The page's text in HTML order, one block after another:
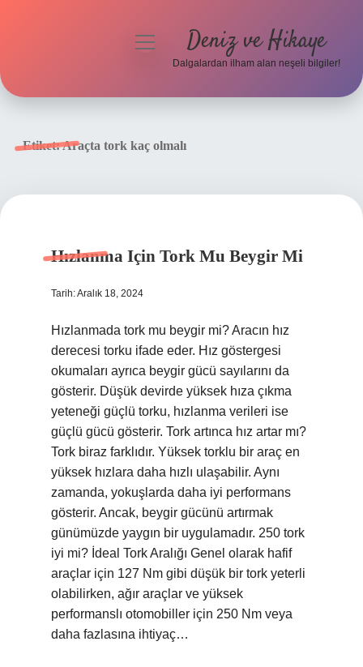
menüyü
Deniz ve Hikaye
Dalgalardan ilham alan neşeli bilgiler!
Etiket:Araçta tork kaç olmalı
Hızlanma Için Tork Mu Beygir Mi
Tarih: Aralık 18, 2024
Hızlanmada tork mu beygir mi? Aracın hız
derecesi torku ifade eder. Hız göstergesi
okumaları ayrıca beygir gücü sayılarını da
gösterir. Düşük devirde yüksek hıza çıkma
yeteneği güçlü torku, hızlanma verileri ise
güçlü gücü gösterir. Tork artınca hız artar mı?
Tork biraz farklıdır. Yüksek torklu bir araç en
yüksek hızlara daha hızlı ulaşabilir. Aynı
zamanda, yokuşlarda daha iyi performans
gösterir. Ancak, beygir gücünü artırmak
günümüzde yaygın bir uygulamadır. 250 tork
iyi mi? İdeal Tork Aralığı Genel olarak hafif
araçlar için 127 Nm gibi düşük bir tork yeterli
olabilirken, ağır araçlar ve yüksek
performanslı otomobiller için 250 Nm veya
daha fazlasına ihtiyaç…